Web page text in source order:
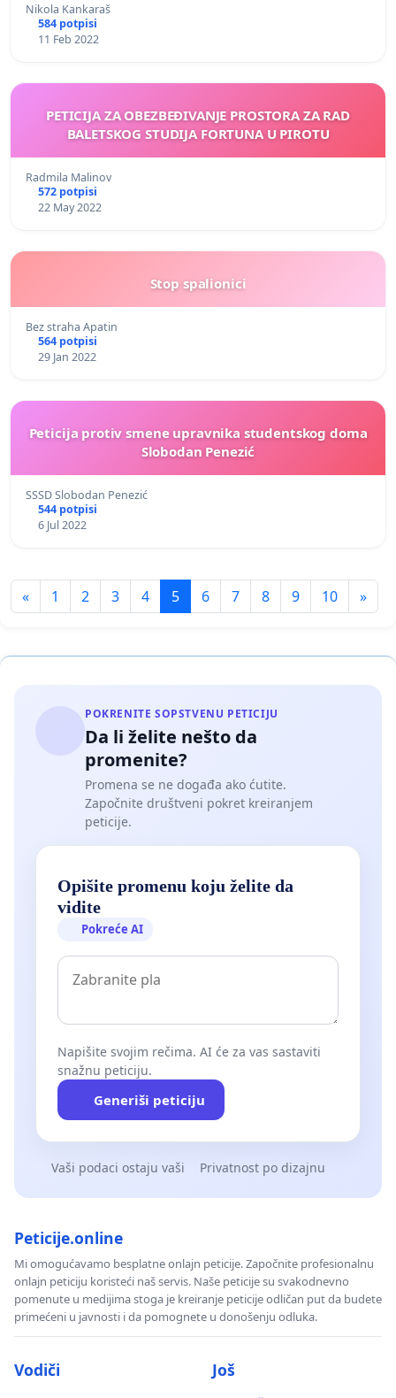
Nikola Kankaraš
584 potpisi
11 Feb 2022
PETICIJA ZA OBEZBEĐIVANJE PROSTORA ZA RAD
BALETSKOG STUDIJA FORTUNA U PIROTU
Radmila Malinov
572 potpisi
22 May 2022
Stop spalionici
Bez straha Apatin
564 potpisi
29 Jan 2022
Peticija protiv smene upravnika studentskog doma
Slobodan Penezić
SSSD Slobodan Penezić
544 potpisi
6 Jul 2022
« 1 2 3 4 5 6 7 8 9 10 »
POKRENITE SOPSTVENU PETICIJU
Da li želite nešto da
promenite?
Promena se ne događa ako ćutite.
Započnite društveni pokret kreiranjem
peticije.
Opišite promenu koju želite da
vidite
Pokreće AI
Napišite svojim rečima. AI će za vas sastaviti
snažnu peticiju.
Generiši peticiju
Vaši podaci ostaju vaši Privatnost po dizajnu
Peticije.online
Mi omogućavamo besplatne onlajn peticije. Započnite profesionalnu
onlajn peticiju koristeći naš servis. Naše peticije su svakodnevno
pomenute u medijima stoga je kreiranje peticije odličan put da budete
primećeni u javnosti i da pomognete u donošenju odluka.
Vodiči Još